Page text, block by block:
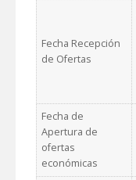
Fecha Recepción
de Ofertas
Fecha de
Apertura de
ofertas
económicas